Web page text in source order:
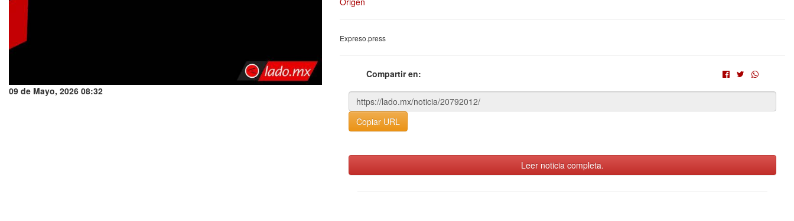
09 de Mayo, 2026 08:32
Expreso.press
Compartir en:
Copiar URL
Leer noticia completa.